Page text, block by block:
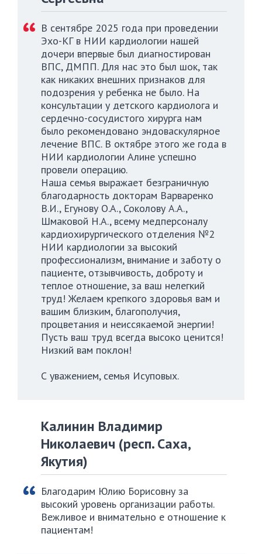
В сентябре 2025 года при проведении
Эхо-КГ в НИИ кардиологии нашей
дочери впервые был диагностирован
ВПС, ДМПП. Для нас это был шок, так
как никаких внешних признаков для
подозрения у ребенка не было. На
консультации у детского кардиолога и
сердечно-сосудистого хирурга нам
было рекомендовано эндоваскулярное
лечение ВПС. В октябре этого же года в
НИИ кардиологии Алине успешно
провели операцию.
Наша семья выражает безграничную
благодарность докторам Варваренко
В.И., Егунову О.А., Соколову А.А.,
Шмаковой Н.А., всему медперсоналу
кардиохирургического отделения №2
НИИ кардиологии за высокий
профессионализм, внимание и заботу о
пациенте, отзывчивость, доброту и
теплое отношение, за ваш нелегкий
труд! Желаем крепкого здоровья вам и
вашим близким, благополучия,
процветания и неиссякаемой энергии!
Пусть ваш труд всегда высоко ценится!
Низкий вам поклон!
С уважением, семья Исуповых.
Калинин Владимир
Николаевич (респ. Саха,
Якутия)
Благодарим Юлию Борисовну за
высокий уровень организации работы.
Вежливое и внимательно е отношение к
пациентам!